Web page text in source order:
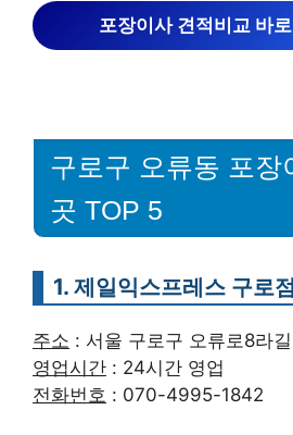
포장이사 견적비교 바
구로구 오류동 포장
곳 TOP 5
1. 제일익스프레스 구로점
주소 : 서울 구로구 오류로8라
영업시간 : 24시간 영업
전화번호 : 070-4995-1842